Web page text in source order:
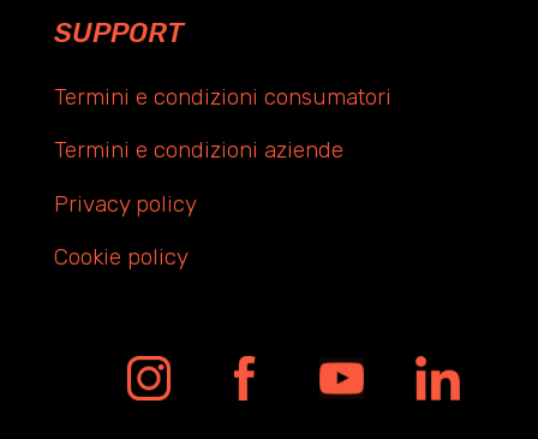
SUPPORT
Termini e condizioni consumatori
Termini e condizioni aziende
Privacy policy
Cookie policy